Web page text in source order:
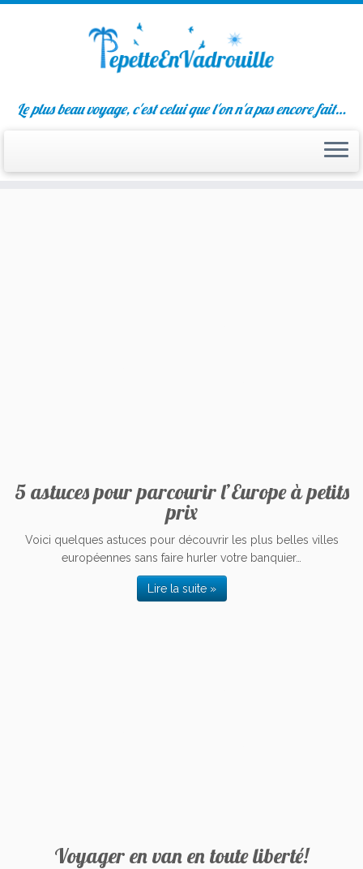
Le plus beau voyage, c'est celui que l'on n'a pas encore fait…
5 astuces pour parcourir l’Europe à petits
prix
Voici quelques astuces pour découvrir les plus belles villes
européennes sans faire hurler votre banquier…
Lire la suite »
Voyager en van en toute liberté!